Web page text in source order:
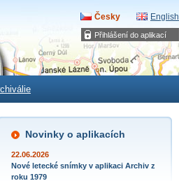
Přihlášení do aplikací
Česky English
Novinky o aplikacích
22.06.2026
Nové letecké snímky v aplikaci Archiv z
roku 1979